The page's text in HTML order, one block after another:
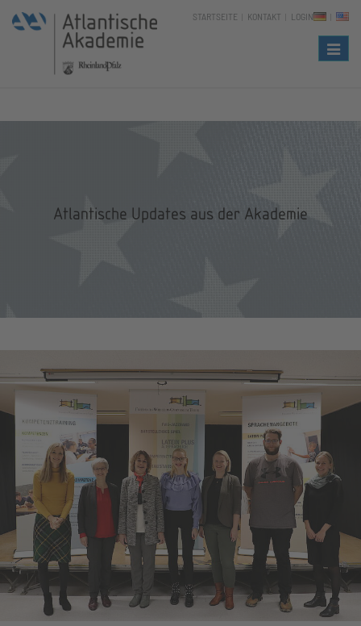
STARTSEITE KONTAKT LOGIN
Atlantische Updates aus der Akademie